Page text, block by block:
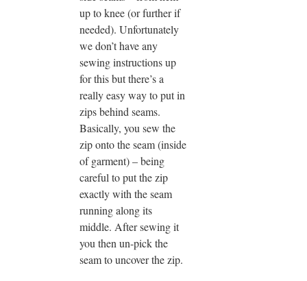
up to knee (or further if
needed). Unfortunately
we don’t have any
sewing instructions up
for this but there’s a
really easy way to put in
zips behind seams.
Basically, you sew the
zip onto the seam (inside
of garment) – being
careful to put the zip
exactly with the seam
running along its
middle. After sewing it
you then un-pick the
seam to uncover the zip.